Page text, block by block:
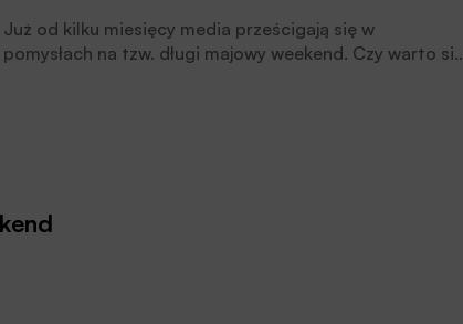
Już od kilku miesięcy media prześcigają się w
pomysłach na tzw. długi majowy weekend. Czy warto się